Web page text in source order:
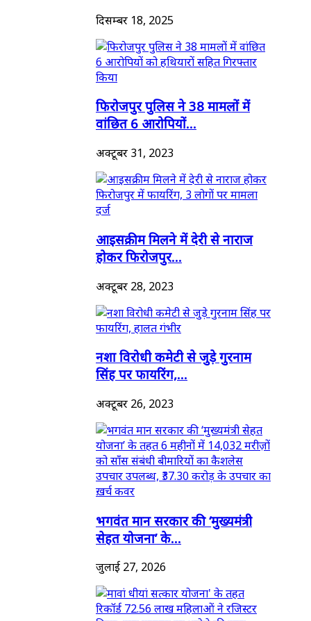
दिसम्बर 18, 2025
फिरोजपुर पुलिस ने 38 मामलों में
वांछित 6 आरोपियों...
अक्टूबर 31, 2023
आइसक्रीम मिलने में देरी से नाराज
होकर फिरोजपुर...
अक्टूबर 28, 2023
नशा विरोधी कमेटी से जुड़े गुरनाम
सिंह पर फायरिंग,...
अक्टूबर 26, 2023
भगवंत मान सरकार की ‘मुख्यमंत्री
सेहत योजना’ के...
जुलाई 27, 2026